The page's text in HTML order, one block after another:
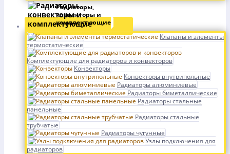
Радиаторы,
конвекторы и
комплектующие
Клапаны и элементы
термостатические
Комплектующие для радиаторов и конвекторов
Конвекторы
Конвекторы внутрипольные
Радиаторы алюминиевые
Радиаторы биметаллические
Радиаторы стальные
панельные
Радиаторы стальные
трубчатые
Радиаторы чугунные
Узлы подключения для
радиаторов